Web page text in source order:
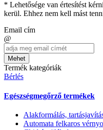
* Lehetősége van értesítést
kerül. Ehhez nem kell mást
Email cím
@
Mehet
Termék kategóriák
Bérlés
Egészségmegőrző termékek
Alakformálás,
Automata felkaros